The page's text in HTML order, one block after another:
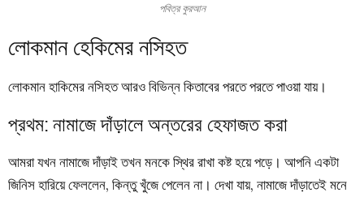
পবিত্র কুরআন
লোকমান হেকিমের নসিহত
লোকমান হাকিমের নসিহত আরও বিভিন্ন কিতাবের পরতে পরতে পাওয়া যায়।
প্রথম: নামাজে দাঁড়ালে অন্তরের হেফাজত করা
আমরা যখন নামাজে দাঁড়াই তখন মনকে স্থির রাখা কষ্ট হয়ে পড়ে। আপনি একটা
জিনিস হারিয়ে ফেললেন, কিন্তু খুঁজে পেলেন না। দেখা যায়, নামাজে দাঁড়াতেই মনে